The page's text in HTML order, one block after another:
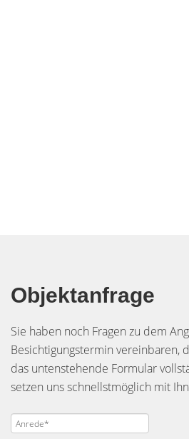
Objektanfrage
Sie haben noch Fragen zu dem
Besichtigungstermin vereinbaren,
das untenstehende Formular
setzen uns schnellstmöglich mit